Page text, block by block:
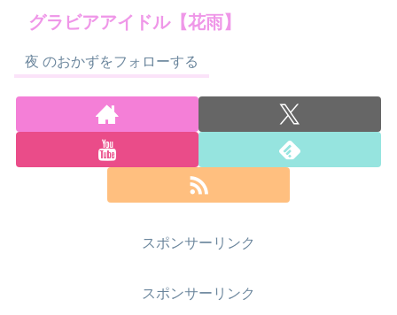
グラビアアイドル【花雨】
夜 のおかずをフォローする
スポンサーリンク
スポンサーリンク